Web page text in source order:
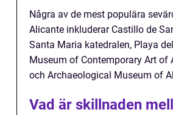
Några av de mest populära
Alicante inkluderar Castillo de
Santa Maria katedralen, Playa
Museum of Contemporary Art of
och Archaeological Museum of
Vad är skillnaden